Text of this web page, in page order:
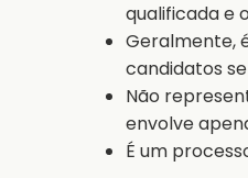
qualificada e
Geralmente,
candidatos
Não
envolve
É um